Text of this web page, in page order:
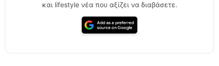
και lifestyle νέα που αξίζει να διαβάσετε.